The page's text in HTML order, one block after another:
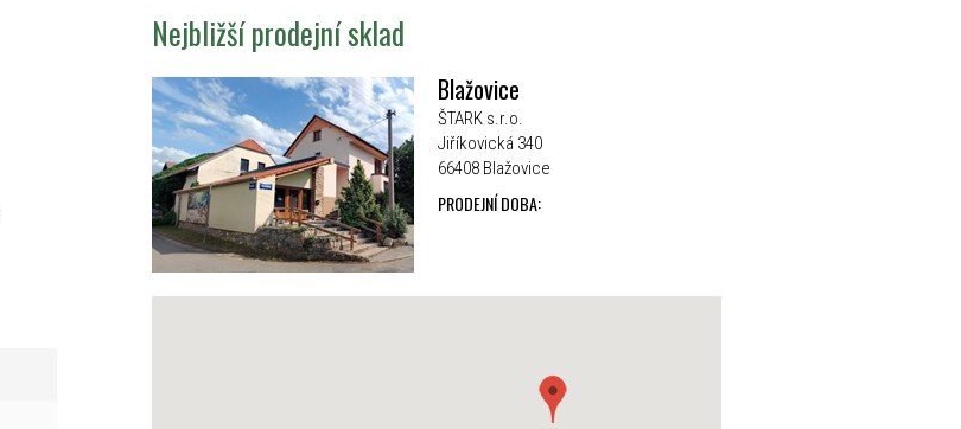
Nejbližší prodejní sklad
Blažovice
ŠTARK s.r.o.
Jiříkovická 340
66408 Blažovice
PRODEJNÍ DOBA: